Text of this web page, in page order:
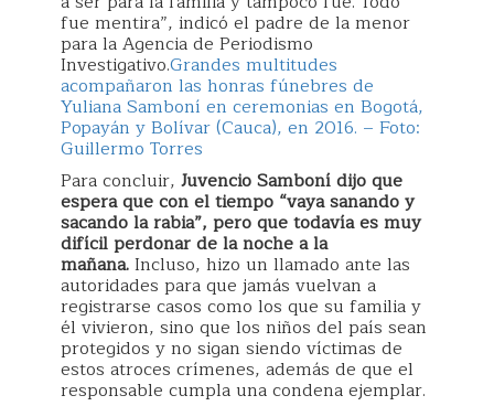
fue mentira”, indicó el padre de la menor
para la Agencia de Periodismo
Investigativo.Grandes multitudes
acompañaron las honras fúnebres de
Yuliana Samboní en ceremonias en Bogotá,
Popayán y Bolívar (Cauca), en 2016. – Foto:
Guillermo Torres
Para concluir, Juvencio Samboní dijo que
espera que con el tiempo “vaya sanando y
sacando la rabia”, pero que todavía es muy
difícil perdonar de la noche a la
mañana.Incluso, hizo un llamado ante las
autoridades para que jamás vuelvan a
registrarse casos como los que su familia y
él vivieron, sino que los niños del país sean
protegidos y no sigan siendo víctimas de
estos atroces crímenes, además de que el
responsable cumpla una condena ejemplar.